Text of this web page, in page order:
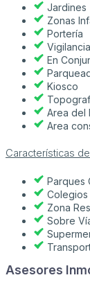
Jardines
Zonas
Portería
Vigilancia
En
Kiosco
Area del
Area
Características
Parques
Zona
Sobre
Asesores